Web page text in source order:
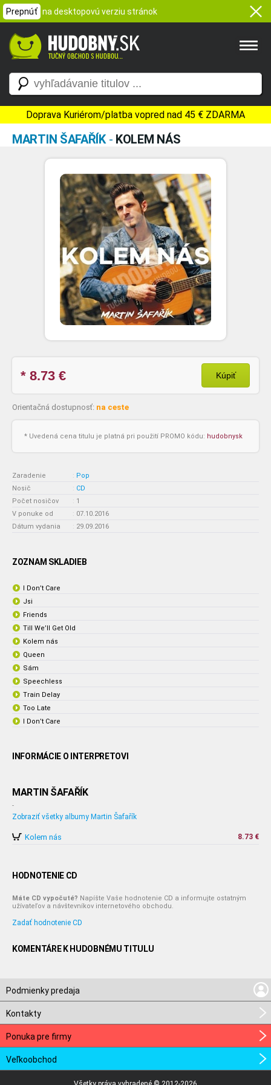
Prepnúť na desktopovú verziu stránok
Doprava Kuriérom/platba vopred nad 45 € ZDARMA
MARTIN ŠAFAŘÍK- KOLEM NÁS
* 8.73 € Kúpiť
Orientačná dostupnosť: na ceste
* Uvedená cena titulu je platná pri použití PROMO kódu: hudobnysk
Zaradenie : Pop
Nosič
: CD
Počet nosičov
: 1
V ponuke od
: 07.10.2016
Dátum vydania
: 29.09.2016
ZOZNAM SKLADIEB
I Don’t Care
Jsi
Friends
Till We’ll Get Old
Kolem nás
Queen
Sám
Speechless
Train Delay
Too Late
I Don’t Care
INFORMÁCIE O INTERPRETOVI
MARTIN ŠAFAŘÍK
-
Zobraziť všetky albumy Martin Šafařík
Kolem nás 8.73 €
HODNOTENIE CD
Máte CD vypočuté? Napíšte Vaše hodnotenie CD a informujte ostatným
užívateľov a návštevníkov internetového obchodu.
Zadať hodnotenie CD
KOMENTÁRE K HUDOBNÉMU TITULU
Podmienky predaja
Kontakty
Ponuka pre firmy
Veľkoobchod